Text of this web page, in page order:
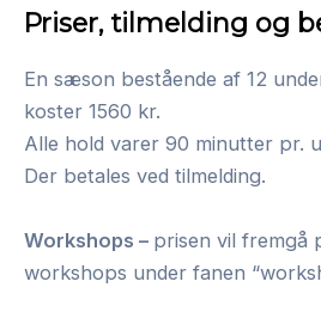
Priser, tilmelding og
En sæson bestående af 12
koster 1560 kr.
Alle hold varer 90 minutter pr.
Der betales ved tilmelding.
Workshops – prisen vil fremgå
workshops under fanen